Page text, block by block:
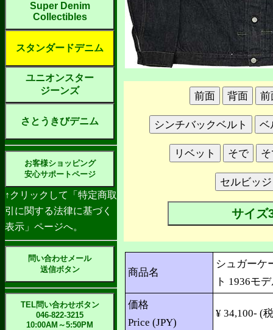
Super Denim
Collectibles
スタンダードデニム
ユニオンスター
ジーンズ
さとうきびデニム
お客様ショッピング
安心サポートページ
↑クリックして「特定商取
引に関する法律に基づく
表示」ページへ。
問い合わせメール
送信ボタン
TEL問い合わせボタン
046-822-3215
10:00AM～5:50PM
サイズ
商品名
シュガーケ
ト 1936モ
価格
Price (JPY)
¥ 34,100- (